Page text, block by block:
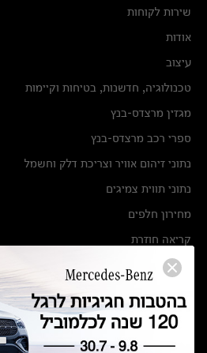
שירות לקוחות
אודות
עיצוב
טכנולוגיה, חדשנות, בטיחות וקיימות
מגזין מרצדס-בנץ
ספרי רכב מרצדס-בנץ
נתוני זיהום אוויר וצריכת דלק וחשמל
נתוני תווית צמיגים
מחירון חלפים
קריאה חוזרת
הודעה על הטבות לרכבי מרצדס בהסדר פשרה בתצ
תקנון ימי מכירות 120 לכלמוביל